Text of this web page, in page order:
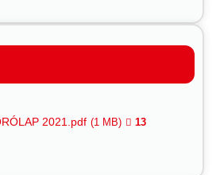
2021.pdf (1 MB) 13